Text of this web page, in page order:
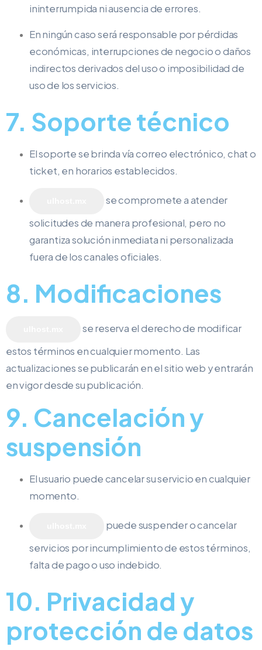
ininterrumpida ni ausencia de errores.
En ningún caso será responsable por pérdidas
económicas, interrupciones de negocio o daños
indirectos derivados del uso o imposibilidad de
uso de los servicios.
7. Soporte técnico
El soporte se brinda vía correo electrónico, chat o
ticket, en horarios establecidos.
se compromete a atender
solicitudes de manera profesional, pero no
garantiza solución inmediata ni personalizada
fuera de los canales oficiales.
8. Modificaciones
se reserva el derecho de modificar
estos términos en cualquier momento. Las
actualizaciones se publicarán en el sitio web y entrarán
en vigor desde su publicación.
9. Cancelación y
suspensión
El usuario puede cancelar su servicio en cualquier
momento.
puede suspender o cancelar
servicios por incumplimiento de estos términos,
falta de pago o uso indebido.
10. Privacidad y
protección de datos